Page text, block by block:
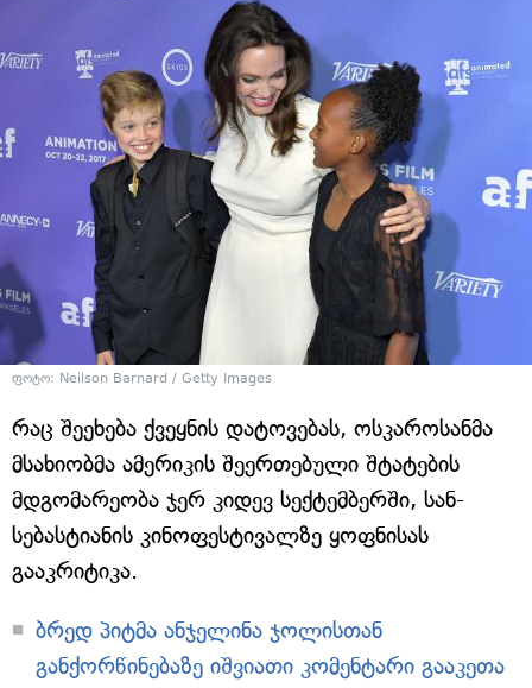
ფოტო: Neilson Barnard / Getty Images
რაც შეეხება ქვეყნის დატოვებას, ოსკაროსანმა
მსახიობმა ამერიკის შეერთებული შტატების
მდგომარეობა ჯერ კიდევ სექტემბერში, სან-
სებასტიანის კინოფესტივალზე ყოფნისას
გააკრიტიკა.
ბრედ პიტმა ანჯელინა ჯოლისთან
განქორწინებაზე იშვიათი კომენტარი გააკეთა